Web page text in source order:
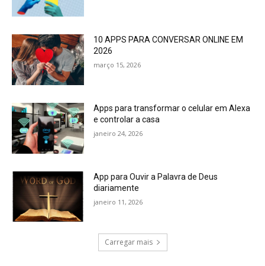
10 APPS PARA CONVERSAR ONLINE EM
2026
março 15, 2026
Apps para transformar o celular em Alexa
e controlar a casa
janeiro 24, 2026
App para Ouvir a Palavra de Deus
diariamente
janeiro 11, 2026
Carregar mais